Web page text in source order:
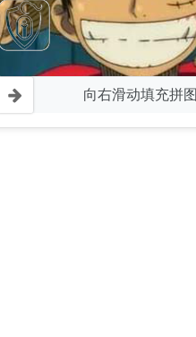
向右滑动填充拼图